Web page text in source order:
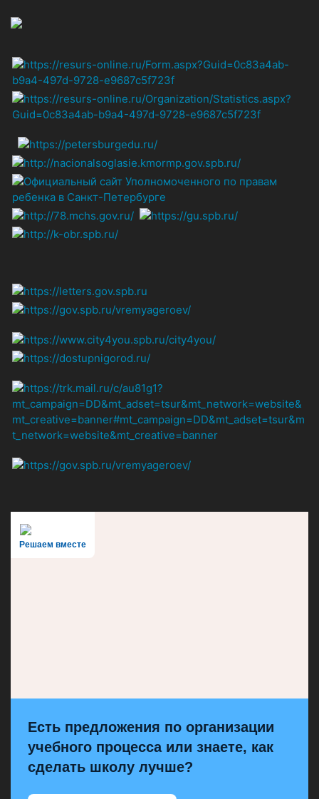
Решаем вместе
Есть предложения по организации
учебного процесса или знаете, как
сделать школу лучше?